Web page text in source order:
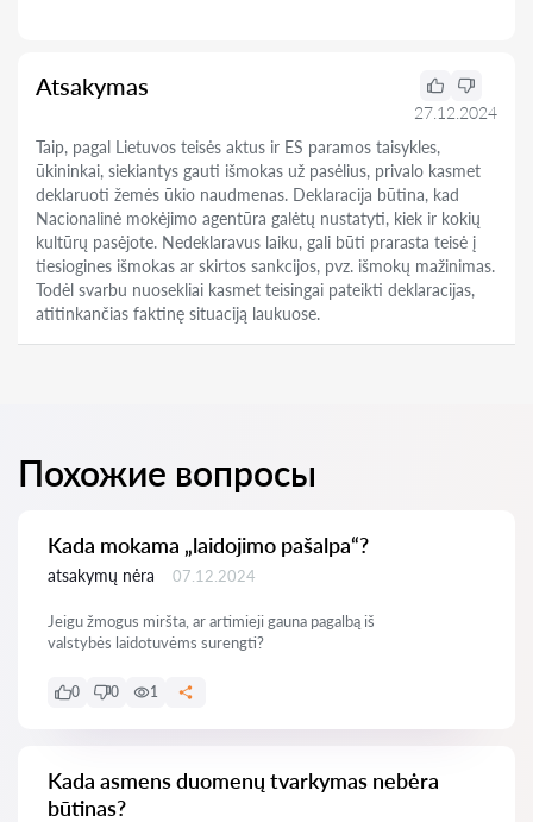
Atsakymas
27.12.2024
Taip, pagal Lietuvos teisės aktus ir ES paramos taisykles,
ūkininkai, siekiantys gauti išmokas už pasėlius, privalo kasmet
deklaruoti žemės ūkio naudmenas. Deklaracija būtina, kad
Nacionalinė mokėjimo agentūra galėtų nustatyti, kiek ir kokių
kultūrų pasėjote. Nedeklaravus laiku, gali būti prarasta teisė į
tiesiogines išmokas ar skirtos sankcijos, pvz. išmokų mažinimas.
Todėl svarbu nuosekliai kasmet teisingai pateikti deklaracijas,
atitinkančias faktinę situaciją laukuose.
Похожие вопросы
Kada mokama „laidojimo pašalpa“?
atsakymų nėra 07.12.2024
Jeigu žmogus miršta, ar artimieji gauna pagalbą iš
valstybės laidotuvėms surengti?
0 0 1
Kada asmens duomenų tvarkymas nebėra
būtinas?